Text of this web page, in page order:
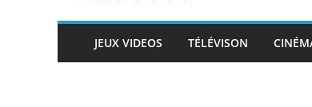
JEUX VIDEOS TÉLÉVISON